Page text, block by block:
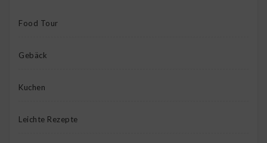
Food Tour
Gebäck
Kuchen
Leichte Rezepte